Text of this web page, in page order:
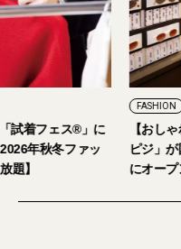
年9月5日・6日開催。「試着
の皆さまをご招待。【2026年
ン＆美容アイテム試し放題】